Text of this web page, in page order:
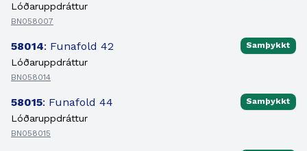
Lóðaruppdráttur
BN058007
58014: Funafold 42
Lóðaruppdráttur
BN058014
Samþykkt
58015: Funafold 44
Lóðaruppdráttur
BN058015
Samþykkt